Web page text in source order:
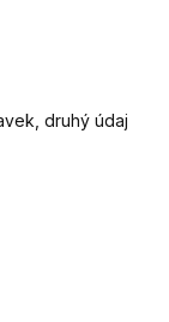
druhý údaj